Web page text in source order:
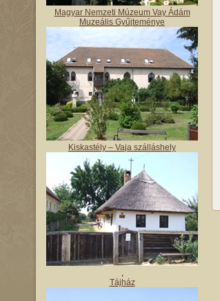
Magyar Nemzeti Múzeum Vay Ádám
Muzeális Gyűjteménye
Kiskastély – Vaja szálláshely
,
Tájház